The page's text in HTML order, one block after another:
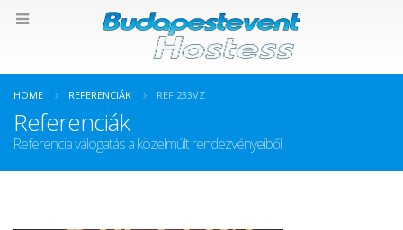
HOME REFERENCIÁK REF 233VZ
Referenciák
Referencia válogatás a közelmúlt rendezvényeiből